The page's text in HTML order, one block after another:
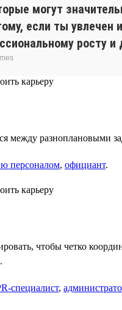
могут
если ты увлечен
росту
между разноплановыми
персоналом, официант.
чтобы четко
специалист,